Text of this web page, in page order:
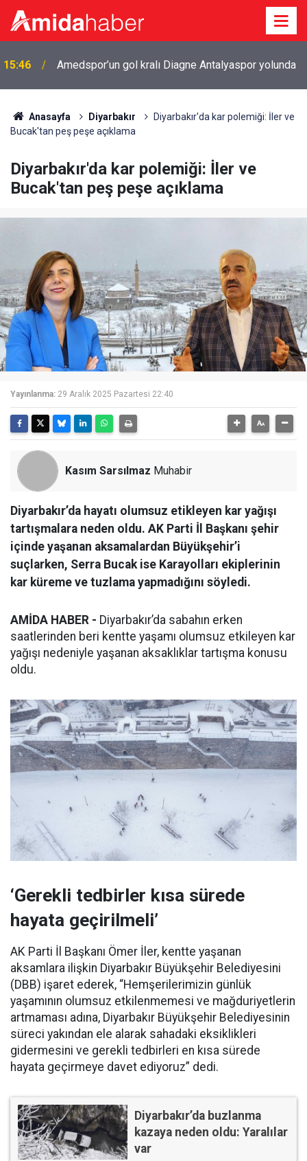
15:46 Amedspor’un gol kralı Diagne Antalyaspor yolunda
Anasayfa Diyarbakır
Diyarbakır'da kar polemiği: İler ve
Bucak'tan peş peşe açıklama
Diyarbakır'da kar polemiği: İler ve
Bucak'tan peş peşe açıklama
Yayınlanma: 29 Aralık 2025 Pazartesi 22:40
Kasım Sarsılmaz Muhabir
Diyarbakır’da hayatı olumsuz etikleyen kar yağışı
tartışmalara neden oldu. AK Parti İl Başkanı şehir
içinde yaşanan aksamalardan Büyükşehir’i
suçlarken, Serra Bucak ise Karayolları ekiplerinin
kar küreme ve tuzlama yapmadığını söyledi.
AMİDA HABER - Diyarbakır’da sabahın erken
saatlerinden beri kentte yaşamı olumsuz etkileyen kar
yağışı nedeniyle yaşanan aksaklıklar tartışma konusu
oldu.
‘Gerekli tedbirler kısa sürede
hayata geçirilmeli’
AK Parti İl Başkanı Ömer İler, kentte yaşanan
aksamlara ilişkin Diyarbakır Büyükşehir Belediyesini
(DBB) işaret ederek, “Hemşerilerimizin günlük
yaşamının olumsuz etkilenmemesi ve mağduriyetlerin
artmaması adına, Diyarbakır Büyükşehir Belediyesinin
süreci yakından ele alarak sahadaki eksiklikleri
gidermesini ve gerekli tedbirleri en kısa sürede
hayata geçirmeye davet ediyoruz” dedi.
Diyarbakır’da buzlanma
kazaya neden oldu: Yaralılar
var